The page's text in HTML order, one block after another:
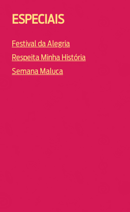
ESPECIAIS
Festival da Alegria
Respeita Minha História
Semana Maluca